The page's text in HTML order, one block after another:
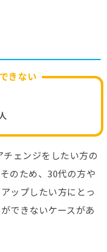
きない
ェンジをしたい方の
のため、30代の方や
ップしたい方にとっ
できないケースがあ